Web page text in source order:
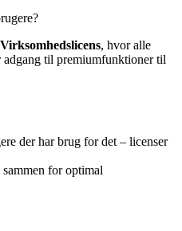
Virksomhedslicens, hvor alle
adgang til premiumfunktioner til
der har brug for det – licenser
for optimal